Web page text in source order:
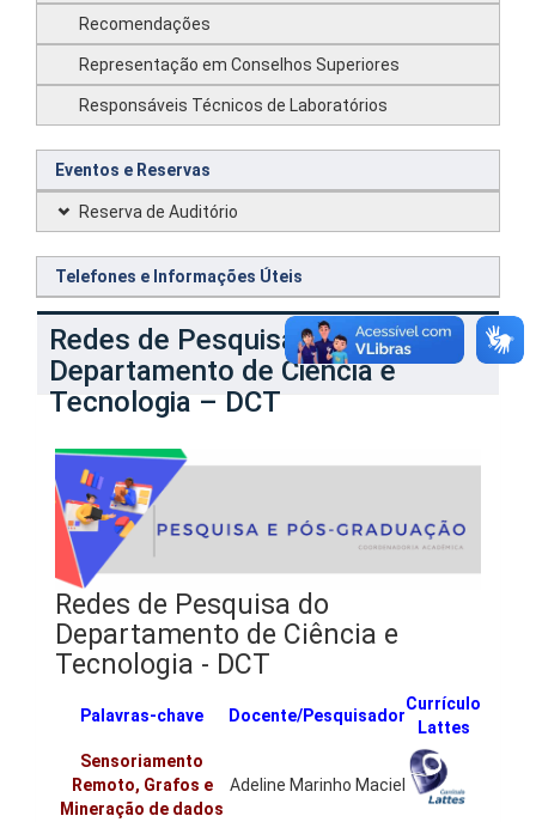
Recomendações
Representação em Conselhos Superiores
Responsáveis Técnicos de Laboratórios
Eventos e Reservas
Reserva de Auditório
Telefones e Informações Úteis
Redes de Pesquisa no
Departamento de Ciência e
Tecnologia – DCT
Redes de Pesquisa do
Departamento de Ciência e
Tecnologia - DCT
Palavras-chave Docente/Pesquisador
Currículo
Lattes
Sensoriamento
Remoto, Grafos e
Mineração de dados
Adeline Marinho Maciel